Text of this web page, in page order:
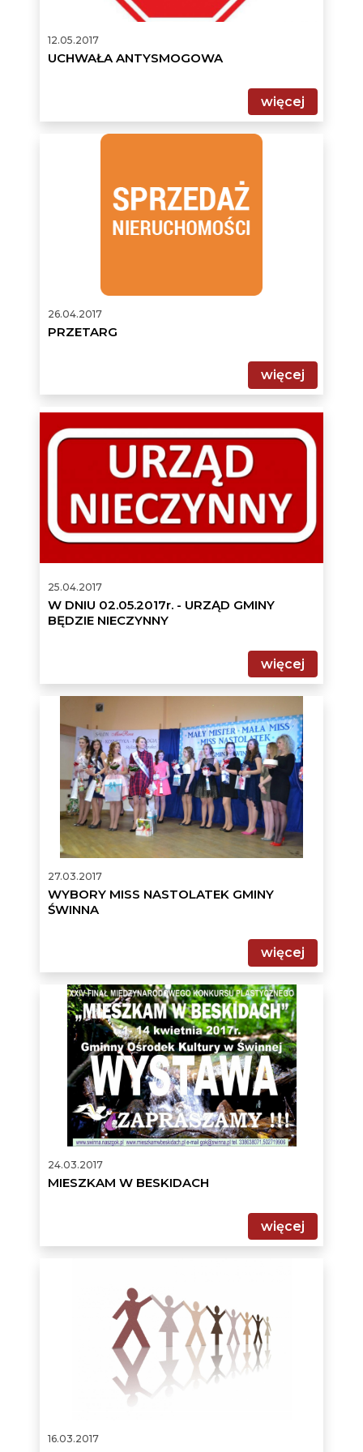
12.05.2017
UCHWAŁA ANTYSMOGOWA
więcej
PRZETARG
26.04.2017
PRZETARG
więcej
W
DNIU
02.05.2017r.
GMINY
BĘDZIE
NIECZYNNY
25.04.2017
W DNIU 02.05.2017r. - URZĄD GMINY
BĘDZIE NIECZYNNY
więcej
WYBORY
MISS
NASTOLATEK
GMINY
ŚWINNA
27.03.2017
WYBORY MISS NASTOLATEK GMINY
ŚWINNA
więcej
MIESZKAM
BESKIDACH
24.03.2017
MIESZKAM W BESKIDACH
więcej
16.03.2017